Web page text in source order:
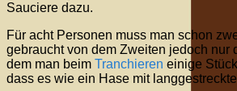
Sauciere dazu.
Für acht Personen muss man schon
gebraucht von dem Zweiten jedoch nur
dem man beim Tranchieren einige
dass es wie ein Hase mit